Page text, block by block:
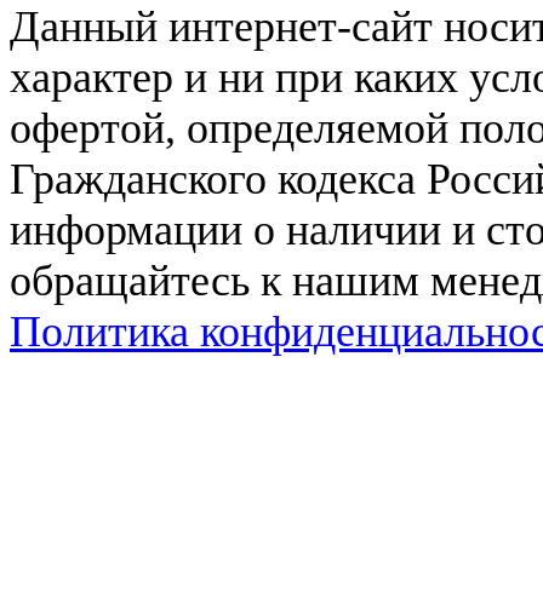
Данный интернет-сайт
характер и ни при каких
офертой, определяемой
Гражданского кодекса
информации о наличии и
обращайтесь к нашим
Политика